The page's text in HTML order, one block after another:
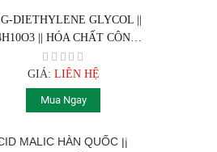
DIETHYLENE GLYCOL ||
|| HÓA CHẤT CÔNG
NGHIỆP
GIÁ: LIÊN HỆ
Mua Ngay